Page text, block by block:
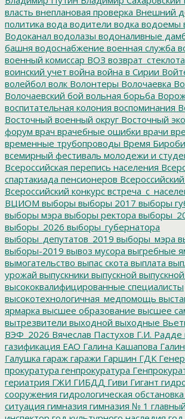
власть внеплановая проверка Внешний
политика вода водители водка водоемы
Водоканал водолазы водоналивные
башня водоснабжение военная служба
военный комиссар ВОЗ
воинский учет война война в Сирии
волейбол волк Волонтеры Волочаевка
Волочаевский бой вольная борьба
воспитательная колония воспоминания
Восточный военный округ Восточный
форум врач врачебные ошибки врачи
временные трубопроводы Время
всемирный фестиваль молодежи и
Всероссийская перепись населения
спартакиада пенсионеров
Всероссийский конкурс
ВЦИОМ выборы выборы 2017 выборы
выборы мэра выборы ректора
выборы_2026 выборы_губернатора
выборы_депутатов_2019 выборы_мэра
выборы-2019 вывоз мусора выгребные
вымогательство выпас скота выплата
урожай выпускники выпускной
высококвалифицированные специалисты
высокотехнологичная_медпомощь
ярмарка высшее образование высшее
вытрезвители выходной выходные
ВЭФ_2026 Вячеслав Пастухов Г.И. Радде
газификация ЕАО Галина Кашапова
Галушка гараж гаражи Гаршин ГДК
прокуратура генпрокуратура
гериатрия ГЖИ ГИБДД Гиви Гигант
сооружения гидрологическая обстановка
ситуация гимназия гимназия № 1